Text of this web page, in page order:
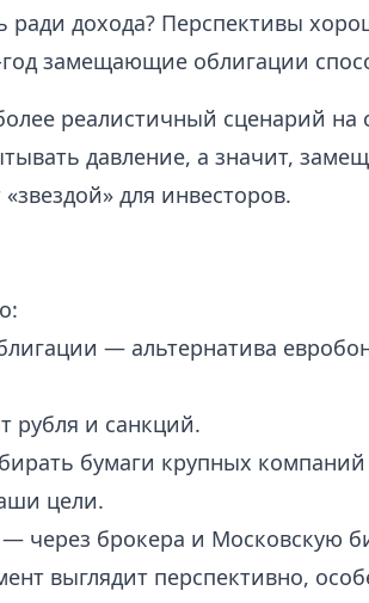
ради дохода? Перспективы
год замещающие облигации
реалистичный сценарий на
давление, а значит,
«звездой» для инвесторов.
— альтернатива
рубля и санкций.
бумаги крупных компаний
цели.
— через брокера и Московскую
выглядит перспективно,